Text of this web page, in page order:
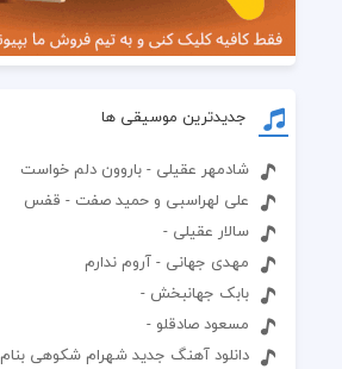
جدیدترین موسیقی ها
شادمهر عقیلی - باروون دلم خواست
علی لهراسبی و حمید صفت - قفس
سالار عقیلی -
مهدی جهانی - آروم ندارم
بابک جهانبخش -
مسعود صادقلو -
دانلود آهنگ جدید شهرام شکوهی بنام